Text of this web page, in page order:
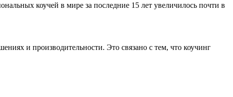
коучей в мире за последние 15 лет увеличилось почти в
и производительности. Это связано с тем, что коучинг